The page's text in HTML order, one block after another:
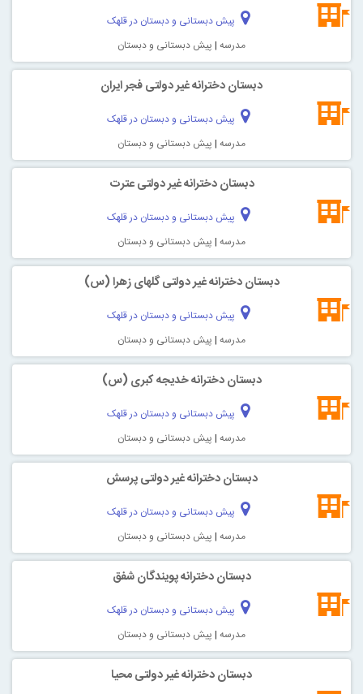
پیش دبستانی و دبستان در قلهک
مدرسه | پیش دبستانی و دبستان
دبستان دخترانه غیر دولتی فجر ایران
پیش دبستانی و دبستان در قلهک
مدرسه | پیش دبستانی و دبستان
دبستان دخترانه غیر دولتی عترت
پیش دبستانی و دبستان در قلهک
مدرسه | پیش دبستانی و دبستان
دبستان دخترانه غیر دولتی گلهای زهرا (س)
پیش دبستانی و دبستان در قلهک
مدرسه | پیش دبستانی و دبستان
دبستان دخترانه خدیجه کبری (س)
پیش دبستانی و دبستان در قلهک
مدرسه | پیش دبستانی و دبستان
دبستان دخترانه غیر دولتی پرسش
پیش دبستانی و دبستان در قلهک
مدرسه | پیش دبستانی و دبستان
دبستان دخترانه پویندگان شفق
پیش دبستانی و دبستان در قلهک
مدرسه | پیش دبستانی و دبستان
دبستان دخترانه غیر دولتی محیا